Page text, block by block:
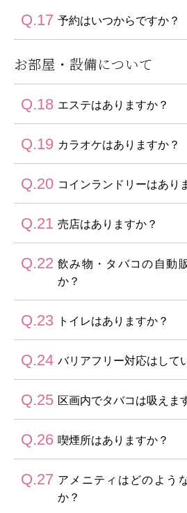
24時間WEB予約を承っております
お電話は9:00～20:00の間承って
Q.17 予約はいつからですか？
5か月前から承っております。
お部屋・設備について
Q.18 エステはありますか？
申し訳ございませんが、エステ
ん。
Q.19 カラオケはありますか？
ご利用いただけます。
チェックイン時にご予約を承っ
Q.20 コインランドリーはあり
館内にございます。(洗濯機2台、
Q.21 売店はありますか？
館内にございます。
Q.22 飲み物・タバコの自動
か？
飲み物の自動販売機はございま
売機はご用意がございません。
Q.23 トイレはありますか？
千里の風ロビーのトイレをご利用
Q.24 バリアフリー対応はして
完全ではございません。ご相談く
Q.25 区画内でタバコは吸えま
炊事場に1か所(屋外)、千里の風
煙所がございます。
キャンプサイト内を含め、喫煙所
タバコ含む)はご遠慮ください。
Q.26 喫煙所はありますか？
炊事場に1か所(屋外)、千里の風
ざいます。
Q.27 アメニティはどのよう
か？